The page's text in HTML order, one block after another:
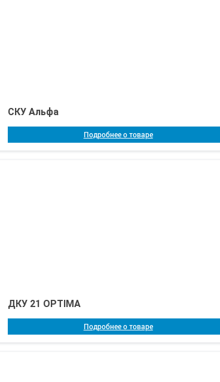
СКУ Альфа
Подробнее о товаре
ДКУ 21 OPTIMA
Подробнее о товаре